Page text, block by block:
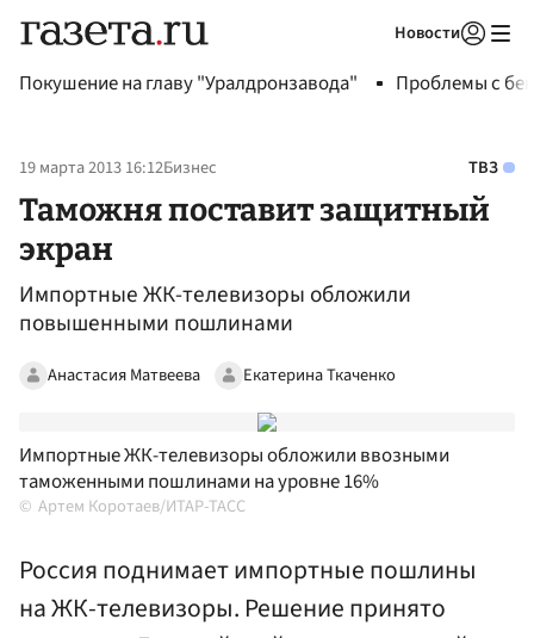
Новости
Покушение на главу "Уралдронзавода" Проблемы с
19 марта 2013 16:12Бизнес ТВЗ
Таможня поставит защитный
экран
Импортные ЖК-телевизоры обложили
повышенными пошлинами
Анастасия Матвеева Екатерина Ткаченко
Импортные ЖК-телевизоры обложили ввозными
таможенными пошлинами на уровне 16%
Артем Коротаев/ИТАР-ТАСС
Россия поднимает импортные пошлины
на ЖК-телевизоры. Решение принято